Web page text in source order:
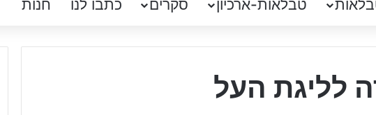
טבלאות-ארכיון סקרים כתבו לנו חנות
לליגת העל